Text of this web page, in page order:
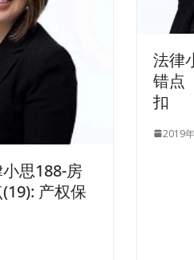
思188-房
产权保
法律
错点
扣
2019